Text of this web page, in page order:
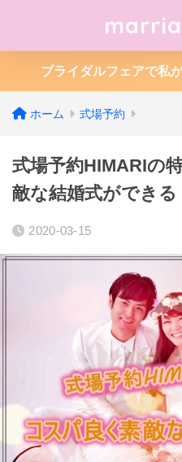
ブライダルフェアで私
ホーム 式場予約
式場予約HIMARIの
敵な結婚式ができる
2020-03-15